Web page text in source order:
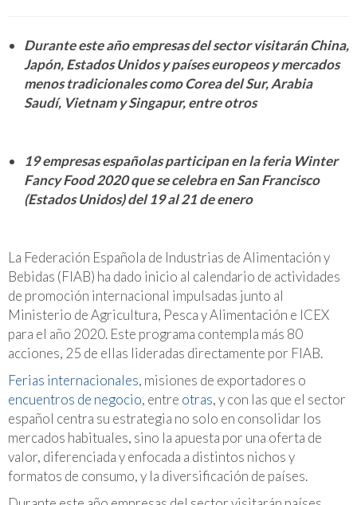
Durante este año empresas del sector visitarán China,
Japón, Estados Unidos y países europeos y mercados
menos tradicionales como Corea del Sur, Arabia
Saudí, Vietnam y Singapur, entre otros
19 empresas españolas participan en la feria Winter
Fancy Food 2020 que se celebra en San Francisco
(Estados Unidos) del 19 al 21 de enero
La Federación Española de Industrias de Alimentación y
Bebidas (FIAB) ha dado inicio al calendario de actividades
de promoción internacional impulsadas junto al
Ministerio de Agricultura, Pesca y Alimentación e ICEX
para el año 2020. Este programa contempla más 80
acciones, 25 de ellas lideradas directamente por FIAB.
Ferias internacionales, misiones de exportadores o
encuentros de negocio, entre otras, y con las que el sector
español centra su estrategia no solo en consolidar los
mercados habituales, sino la apuesta por una oferta de
valor, diferenciada y enfocada a distintos nichos y
formatos de consumo, y la diversificación de países.